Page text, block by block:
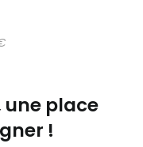
une place
!